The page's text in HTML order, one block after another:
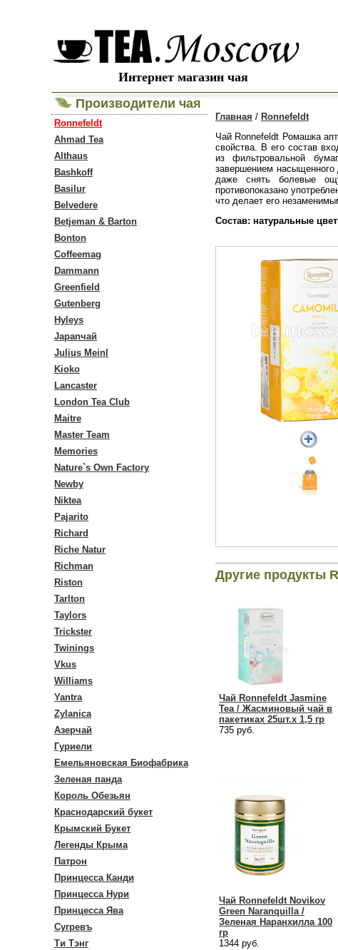
Интернет магазин чая
Производители чая
Ronnefeldt
Ahmad Tea
Althaus
Bashkoff
Basilur
Belvedere
Betjeman & Barton
Bonton
Coffeemag
Dammann
Greenfield
Gutenberg
Hyleys
Japanчай
Julius Meinl
Kioko
Lancaster
London Tea Club
Maitre
Master Team
Memories
Nature`s Own Factory
Newby
Niktea
Pajarito
Richard
Riche Natur
Richman
Riston
Tarlton
Taylors
Trickster
Twinings
Vkus
Williams
Yantra
Zylanica
Азерчай
Гуриели
Емельяновская Биофабрика
Зеленая панда
Король Обезьян
Краснодарский букет
Крымский Букет
Легенды Крыма
Патрон
Принцесса Канди
Принцесса Нури
Принцесса Ява
Сугревъ
Ти Тэнг
Главная / Ronnefeldt
Чай Ronnefeldt Ромашка
свойства. В его состав
из фильтровальной
завершением насыщенного
даже снять болевые
противопоказано
что делает его
Состав: натуральные
Другие продукты
Чай Ronnefeldt Jasmine
Tea / Жасминовый чай в
пакетиках 25шт.х 1,5 гр
735 руб.
Чай Ronnefeldt Novikov
Green Naranquilla /
Зеленая Наранхилла 100
гр
1344 руб.